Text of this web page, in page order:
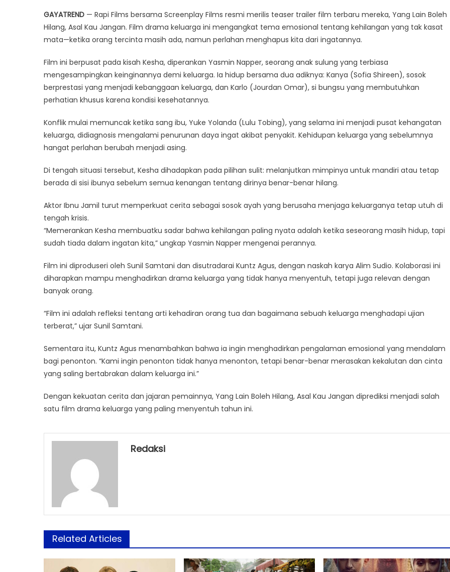
GAYATREND — Rapi Films bersama Screenplay Films resmi merilis teaser trailer film terbaru mereka, Yang Lain Boleh
Hilang, Asal Kau Jangan. Film drama keluarga ini mengangkat tema emosional tentang kehilangan yang tak kasat
mata—ketika orang tercinta masih ada, namun perlahan menghapus kita dari ingatannya.
Film ini berpusat pada kisah Kesha, diperankan Yasmin Napper, seorang anak sulung yang terbiasa
mengesampingkan keinginannya demi keluarga. Ia hidup bersama dua adiknya: Kanya (Sofia Shireen), sosok
berprestasi yang menjadi kebanggaan keluarga, dan Karlo (Jourdan Omar), si bungsu yang membutuhkan
perhatian khusus karena kondisi kesehatannya.
Konflik mulai memuncak ketika sang ibu, Yuke Yolanda (Lulu Tobing), yang selama ini menjadi pusat kehangatan
keluarga, didiagnosis mengalami penurunan daya ingat akibat penyakit. Kehidupan keluarga yang sebelumnya
hangat perlahan berubah menjadi asing.
Di tengah situasi tersebut, Kesha dihadapkan pada pilihan sulit: melanjutkan mimpinya untuk mandiri atau tetap
berada di sisi ibunya sebelum semua kenangan tentang dirinya benar-benar hilang.
Aktor Ibnu Jamil turut memperkuat cerita sebagai sosok ayah yang berusaha menjaga keluarganya tetap utuh di
tengah krisis.
“Memerankan Kesha membuatku sadar bahwa kehilangan paling nyata adalah ketika seseorang masih hidup, tapi
sudah tiada dalam ingatan kita,” ungkap Yasmin Napper mengenai perannya.
Film ini diproduseri oleh Sunil Samtani dan disutradarai Kuntz Agus, dengan naskah karya Alim Sudio. Kolaborasi ini
diharapkan mampu menghadirkan drama keluarga yang tidak hanya menyentuh, tetapi juga relevan dengan
banyak orang.
“Film ini adalah refleksi tentang arti kehadiran orang tua dan bagaimana sebuah keluarga menghadapi ujian
terberat,” ujar Sunil Samtani.
Sementara itu, Kuntz Agus menambahkan bahwa ia ingin menghadirkan pengalaman emosional yang mendalam
bagi penonton. “Kami ingin penonton tidak hanya menonton, tetapi benar-benar merasakan kekalutan dan cinta
yang saling bertabrakan dalam keluarga ini.”
Dengan kekuatan cerita dan jajaran pemainnya, Yang Lain Boleh Hilang, Asal Kau Jangan diprediksi menjadi salah
satu film drama keluarga yang paling menyentuh tahun ini.
Redaksi
Related Articles